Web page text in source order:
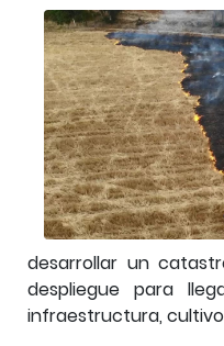
desarrollar un
despliegue para
infraestructura,